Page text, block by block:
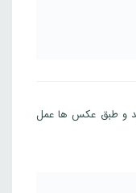
و طبق عکس ها عمل